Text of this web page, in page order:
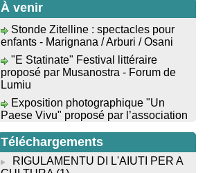
Tallà
Animation : "Petits lecteurs" -
Médiathèque - Pitretu è Bicchisgià
Veillée de contes à la forêt
enchantée "U Mondu ditu mignuleddu"
par la Caravane de Conteurs - Currà
Corsica cù Regina & Bruno",
hommage au duo mythique de la
chanson corse interprété par Marie-
Elsa Picciocchi (chant), Marc’Antò
Belgodere (chant et gutare) et Jacky Le
Menn (claviers) - Salle des fêtes -
À venir
Stonde Zitelline : spectacles pour
enfants - Marignana / Arburi / Osani
"E Statinate" Festival littéraire
proposé par Musanostra - Forum de
Lumiu
Exposition photographique "Un
Paese Vivu" proposé par l’association
Paese di U Prunu - U Prunu
"Evviva u Capicorsu" : Alimea è
musica - Place de l'église - Barrettali
Théâtre : "Sogni di Sonia"
Téléchargements
RIGULAMENTU DI L'AIUTI PER A